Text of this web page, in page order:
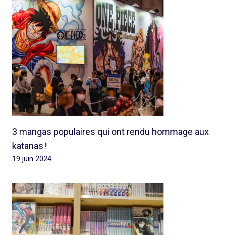
3 mangas populaires qui ont rendu hommage aux
katanas !
19 juin 2024